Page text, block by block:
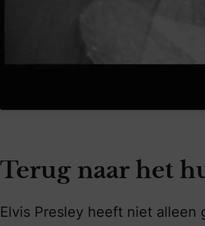
Terug naar het
Elvis Presley heeft niet